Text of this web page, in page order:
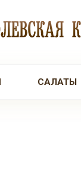
САЛАТЫ